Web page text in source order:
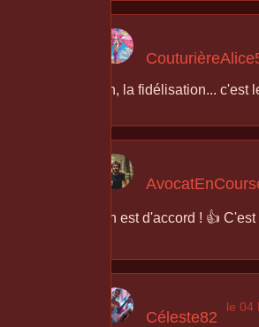
Ah, la fidélisation...
On est d'accord ! 👍
Céleste82
le 04